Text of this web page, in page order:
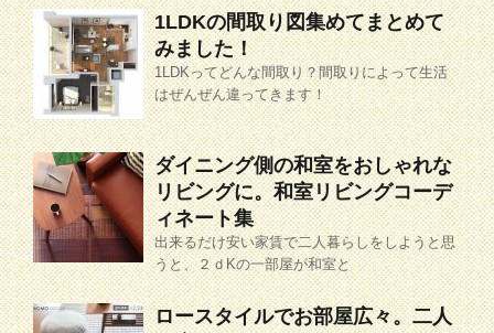
1LDKの間取り図集めてまとめて
みました！
1LDKってどんな間取り？間取りによって生活
はぜんぜん違ってきます！
ダイニング側の和室をおしゃれな
リビングに。和室リビングコーデ
ィネート集
出来るだけ安い家賃で二人暮らしをしようと思
うと、２ｄKの一部屋が和室と
ロースタイルでお部屋広々。二人